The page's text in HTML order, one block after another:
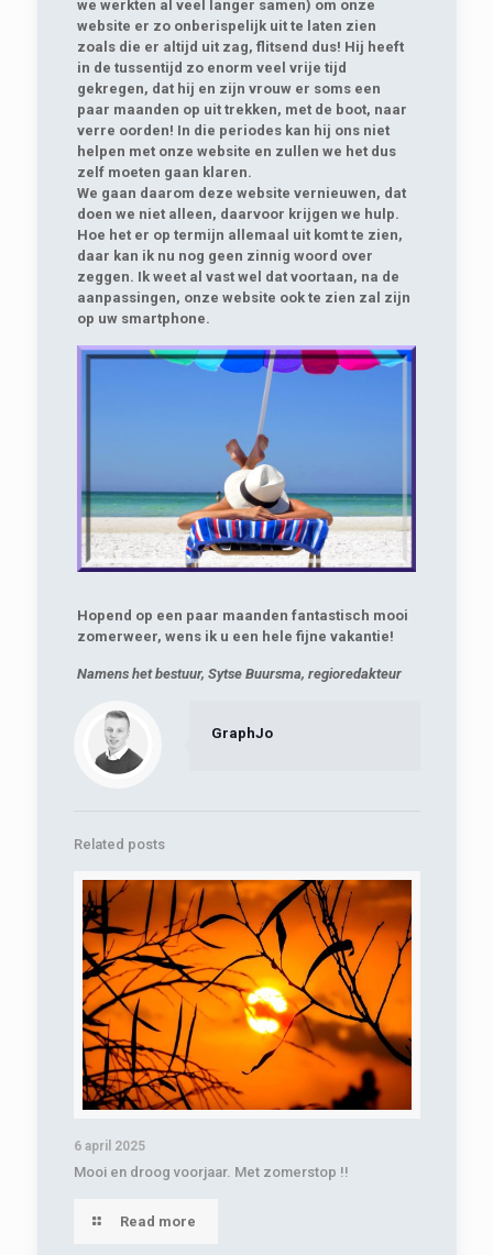
we werkten al veel langer samen) om onze
website er zo onberispelijk uit te laten zien
zoals die er altijd uit zag, flitsend dus! Hij heeft
in de tussentijd zo enorm veel vrije tijd
gekregen, dat hij en zijn vrouw er soms een
paar maanden op uit trekken, met de boot, naar
verre oorden! In die periodes kan hij ons niet
helpen met onze website en zullen we het dus
zelf moeten gaan klaren.
We gaan daarom deze website vernieuwen, dat
doen we niet alleen, daarvoor krijgen we hulp.
Hoe het er op termijn allemaal uit komt te zien,
daar kan ik nu nog geen zinnig woord over
zeggen. Ik weet al vast wel dat voortaan, na de
aanpassingen, onze website ook te zien zal zijn
op uw smartphone.
Hopend op een paar maanden fantastisch mooi
zomerweer, wens ik u een hele fijne vakantie!
Namens het bestuur, Sytse Buursma, regioredakteur
GraphJo
Related posts
6 april 2025
Mooi en droog voorjaar. Met zomerstop !!
Read more